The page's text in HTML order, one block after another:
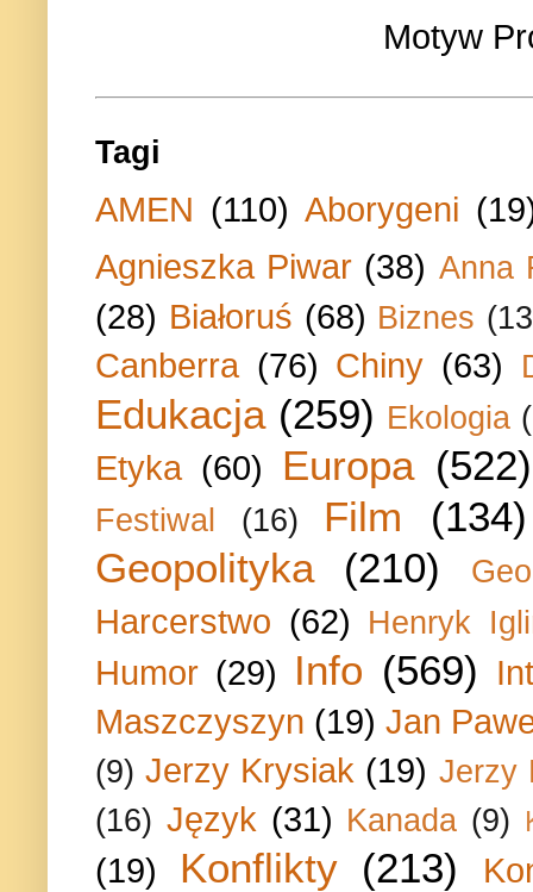
Motyw
Tagi
AMEN (110) Aborygeni
Agnieszka Piwar (38) Anna
(28) Białoruś (68) Biznes
Canberra (76) Chiny (63)
Edukacja (259) Ekologia
Etyka (60) Europa (522)
Festiwal (16) Film
(134)
Geopolityka
(210)
Harcerstwo (62) Henryk
Humor (29) Info (569)
Maszczyszyn (19) Jan
(9) Jerzy Krysiak (19) Jerzy
(16) Język (31) Kanada (9)
(19) Konflikty (213)